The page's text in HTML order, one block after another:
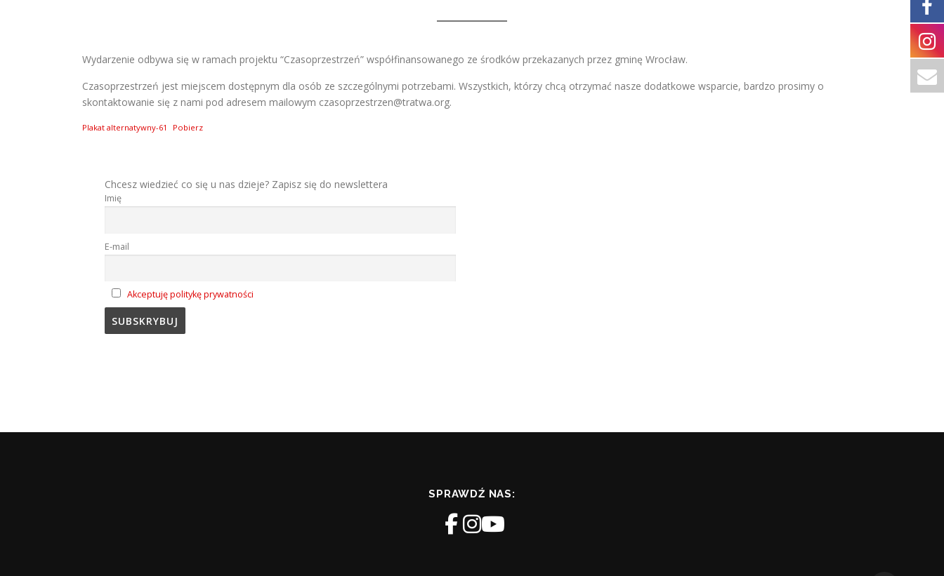
Wydarzenie odbywa się w ramach projektu “Czasoprzestrzeń” współfinansowanego ze środków przekazanych przez gminę Wrocław.
Czasoprzestrzeń jest miejscem dostępnym dla osób ze szczególnymi potrzebami. Wszystkich, którzy chcą otrzymać nasze dodatkowe wsparcie, bardzo prosimy o
skontaktowanie się z nami pod adresem mailowym czasoprzestrzen@tratwa.org.
Plakat alternatywny-61 Pobierz
Chcesz wiedzieć co się u nas dzieje? Zapisz się do newslettera
Imię
E-mail
Akceptuję politykę prywatności
SPRAWDŹ NAS: